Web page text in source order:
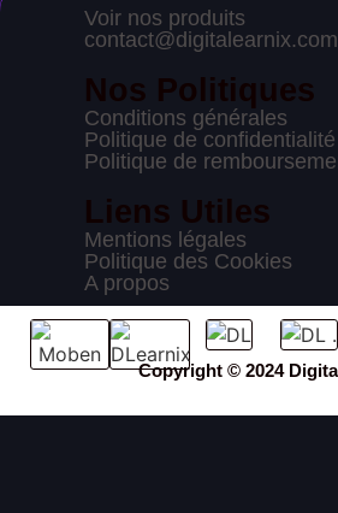
Voir nos produits
contact@digitalearnix.com
Nos Politiques
Conditions générales
Politique de confidentialité
Politique de
Liens Utiles
Mentions légales
Politique des Cookies
A propos
Copyright © 2024